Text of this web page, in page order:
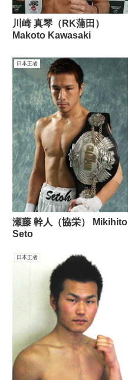
川崎 真琴（RK蒲田）
Makoto Kawasaki
日本王者
瀬藤 幹人（協栄） Mikihito
Seto
日本王者